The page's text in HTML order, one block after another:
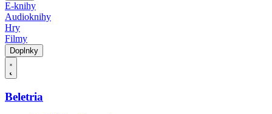
E-knihy
Audioknihy
Hry
Filmy
Doplnky
Beletria